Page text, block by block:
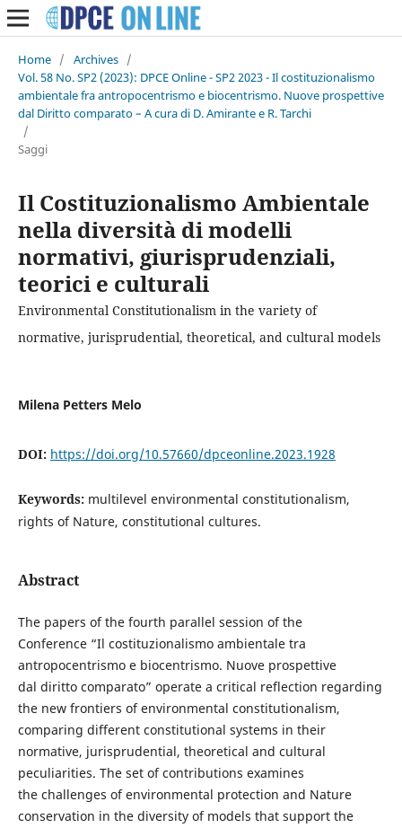
Home / Archives /
Vol. 58 No. SP2 (2023): DPCE Online - SP2 2023 - Il costituzionalismo
ambientale fra antropocentrismo e biocentrismo. Nuove prospettive
dal Diritto comparato – A cura di D. Amirante e R. Tarchi
/
Saggi
Il Costituzionalismo Ambientale
nella diversità di modelli
normativi, giurisprudenziali,
teorici e culturali
Environmental Constitutionalism in the variety of
normative, jurisprudential, theoretical, and cultural models
Milena Petters Melo
DOI: https://doi.org/10.57660/dpceonline.2023.1928
Keywords: multilevel environmental constitutionalism,
rights of Nature, constitutional cultures.
Abstract
The papers of the fourth parallel session of the
Conference “Il costituzionalismo ambientale tra
antropocentrismo e biocentrismo. Nuove prospettive
dal diritto comparato” operate a critical reflection regarding
the new frontiers of environmental constitutionalism,
comparing different constitutional systems in their
normative, jurisprudential, theoretical and cultural
peculiarities. The set of contributions examines
the challenges of environmental protection and Nature
conservation in the diversity of models that support the